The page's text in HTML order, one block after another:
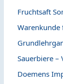
Fruchtsaft
Warenkunde
Sauerbiere –
Doemens